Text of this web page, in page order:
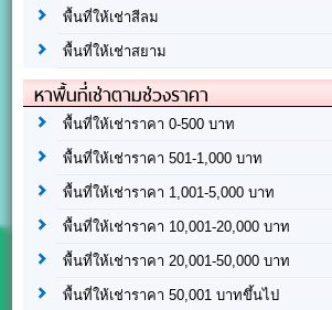
พื้นที่ให้เช่าสีลม
พื้นที่ให้เช่าสยาม
หาพื้นที่เช่าตามช่วงราคา
พื้นที่ให้เช่าราคา 0-500 บาท
พื้นที่ให้เช่าราคา 501-1,000 บาท
พื้นที่ให้เช่าราคา 1,001-5,000 บาท
พื้นที่ให้เช่าราคา 10,001-20,000 บาท
พื้นที่ให้เช่าราคา 20,001-50,000 บาท
พื้นที่ให้เช่าราคา 50,001 บาทขึ้นไป